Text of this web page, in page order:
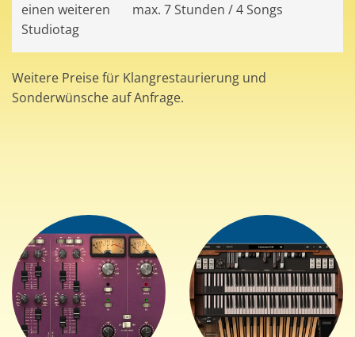
einen weiteren
Studiotag
max. 7 Stunden / 4 Songs
Weitere Preise für Klangrestaurierung und
Sonderwünsche auf Anfrage.
+